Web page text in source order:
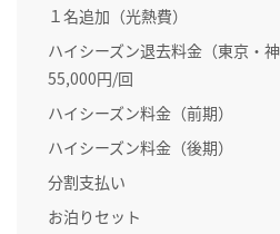
１名追加（光熱費）
ハイシーズン退去料金（東京・神
55,000円/回
ハイシーズン料金（前期）
ハイシーズン料金（後期）
分割支払い
お泊りセット